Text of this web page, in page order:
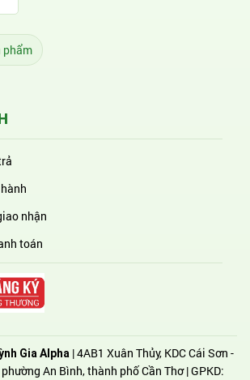
phẩm
nhận
toán
Gia Alpha | 4AB1 Xuân Thủy, KDC Cái Sơn -
An Bình, thành phố Cần Thơ | GPKD: